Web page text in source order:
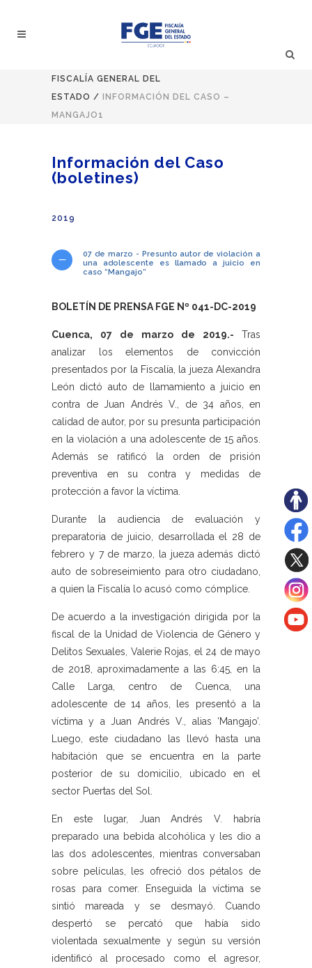
FISCALÍA GENERAL DEL
ESTADO /
INFORMACIÓN DEL CASO –
MANGAJO1
Información del Caso
(boletines)
2019
07 de marzo - Presunto autor de violación a
una adolescente es llamado a juicio en
caso “Mangajo”
BOLETÍN DE PRENSA FGE Nº 041-DC-2019
Cuenca, 07 de marzo de 2019.- Tras
analizar los elementos de convicción
presentados por la Fiscalía, la jueza Alexandra
León dictó auto de llamamiento a juicio en
contra de Juan Andrés V., de 34 años, en
calidad de autor, por su presunta participación
en la violación a una adolescente de 15 años.
Además se ratificó la orden de prisión
preventiva en su contra y medidas de
protección a favor la víctima.
Durante la audiencia de evaluación y
preparatoria de juicio, desarrollada el 28 de
febrero y 7 de marzo, la jueza además dictó
auto de sobreseimiento para otro ciudadano,
a quien la Fiscalía lo acusó como cómplice.
De acuerdo a la investigación dirigida por la
fiscal de la Unidad de Violencia de Género y
Delitos Sexuales, Valerie Rojas, el 24 de mayo
de 2018, aproximadamente a las 6:45, en la
Calle Larga, centro de Cuenca, una
adolescente de 14 años, les presentó a la
víctima y a Juan Andrés V., alias ‘Mangajo’.
Luego, este ciudadano las llevó hasta una
habitación que se encuentra en la parte
posterior de su domicilio, ubicado en el
sector Puertas del Sol.
En este lugar, Juan Andrés V. habría
preparado una bebida alcohólica y les dio a
las dos adolescentes, mientras conversaban
sobre películas, les ofreció dos pétalos de
rosas para comer. Enseguida la víctima se
sintió mareada y se desmayó. Cuando
despertó se percató que había sido
violentada sexualmente y según su versión
identificó al procesado como el agresor,